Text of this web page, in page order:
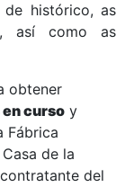
de histórico, as
así como as
obtener
curso y
Fábrica
de la
del